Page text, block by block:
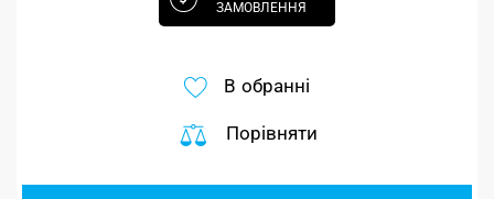
ЗАМОВЛЕННЯ
В обранні
Порівняти